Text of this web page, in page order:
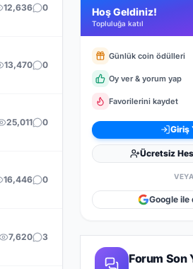
12,636 0
13,470 0
25,011 0
16,446 0
7,620 3
Hoş Geldiniz!
Topluluğa katıl
Günlük coin ödülleri
Oy ver & yorum yap
Favorilerini kaydet
Giriş
Ücretsiz
VEYA
Google ile
Forum Son